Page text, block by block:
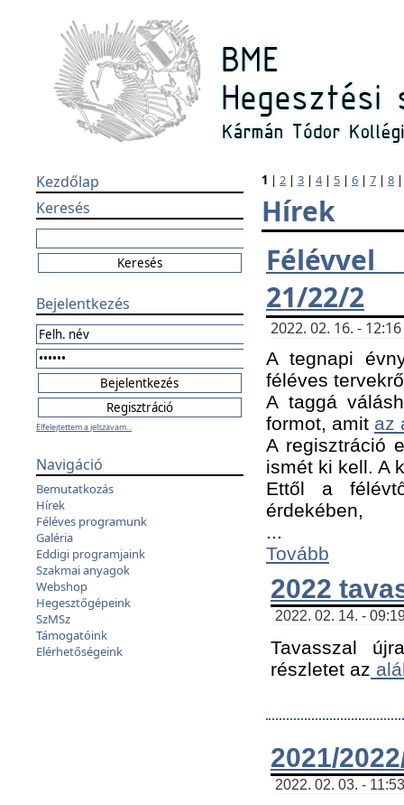
Kezdőlap
Keresés
Bejelentkezés
Elfelejtettem a jelszavam...
Navigáció
Bemutatkozás
Hírek
Féléves programunk
Galéria
Eddigi programjaink
Szakmai anyagok
Webshop
Hegesztőgépeink
SzMSz
Támogatóink
Elérhetőségeink
1 | 2 | 3 | 4| 5 | 6 | 7 | 8
Hírek
21/22/2
2022. 02. 16. -
A tegnapi
féléves
A taggá
formot, amit az
A regisztráció
ismét ki kell. A
Ettől a
érdekében,
...
Tovább
2022
2022. 02. 14. -
Tavasszal
részletet az
2021/
2022. 02. 03. -